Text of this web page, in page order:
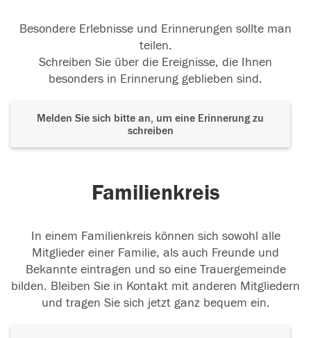
Besondere Erlebnisse und Erinnerungen sollte man
teilen.
Schreiben Sie über die Ereignisse, die Ihnen
besonders in Erinnerung geblieben sind.
Melden Sie sich bitte an, um eine Erinnerung zu
schreiben
Familienkreis
In einem Familienkreis können sich sowohl alle
Mitglieder einer Familie, als auch Freunde und
Bekannte eintragen und so eine Trauergemeinde
bilden. Bleiben Sie in Kontakt mit anderen Mitgliedern
und tragen Sie sich jetzt ganz bequem ein.